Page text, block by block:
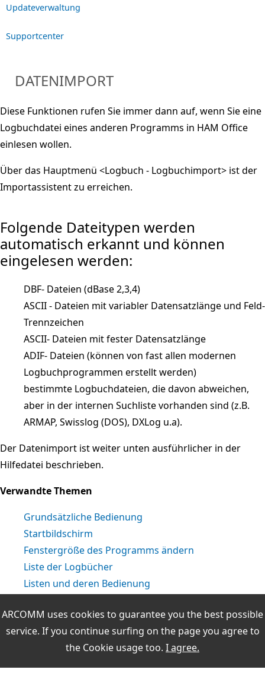
ARCOMM uses cookies to guarantee you the best possible
service. If you continue surfing on the page you agree to
the Cookie usagetoo. I agree.
Updateverwaltung
Supportcenter
DATENIMPORT
Diese Funktionen rufen Sie immer dann auf, wenn Sie eine
Logbuchdatei eines anderen Programms in HAM Office
einlesen wollen.
Über das Hauptmenü <Logbuch - Logbuchimport> ist der
Importassistent zu erreichen.
Folgende Dateitypen werden
automatisch erkannt und können
eingelesen werden:
DBF- Dateien (dBase 2,3,4)
ASCII - Dateien mit variabler Datensatzlänge und Feld-
Trennzeichen
ASCII- Dateien mit fester Datensatzlänge
ADIF- Dateien (können von fast allen modernen
Logbuchprogrammen erstellt werden)
bestimmte Logbuchdateien, die davon abweichen,
aber in der internen Suchliste vorhanden sind (z.B.
ARMAP, Swisslog (DOS), DXLog u.a).
Der Datenimport ist weiter unten ausführlicher in der
Hilfedatei beschrieben.
Verwandte Themen
Grundsätzliche Bedienung
Startbildschirm
Fenstergröße des Programms ändern
Liste der Logbücher
Listen und deren Bedienung
Logbuchauswertungen
Datenbearbeitung